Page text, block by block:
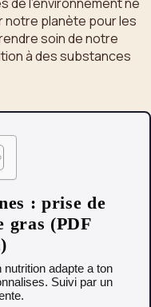
notre planète pour les
soin de notre
à des substances
: prise de
gras (PDF
nutrition adapte a ton
Suivi par un